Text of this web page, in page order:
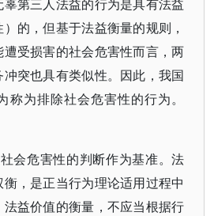
第三人法益的行为是具有法益
的，但基于法益衡量的规则，
受损害的社会危害性而言，两
突也具有类似性。因此，我国
称为排除社会危害性的行为。
会危害性的判断作为基准。法
，是正当行为理论适用过程中
益价值的衡量，不应当根据行